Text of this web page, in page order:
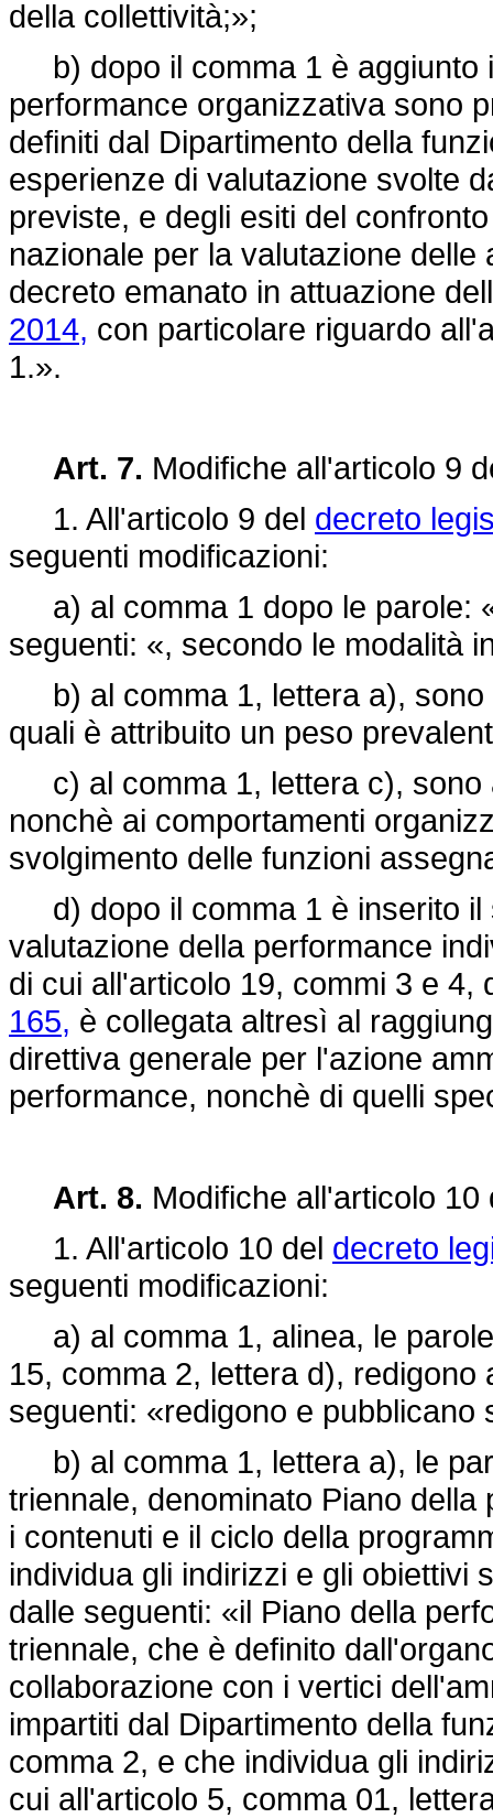
della collettività;»;
b) dopo il comma 1 è aggiunto
performance organizzativa sono
definiti dal Dipartimento della
esperienze di valutazione svolte
previste, e degli esiti del
nazionale per la valutazione
decreto emanato in attuazione
2014, con particolare riguardo
1.».
Art. 7. Modifiche all'articolo 9
1. All'articolo 9 del decreto
seguenti modificazioni:
a) al comma 1 dopo le parole:
seguenti: «, secondo le modalità
b) al comma 1, lettera a), sono
quali è attribuito un peso
c) al comma 1, lettera c), sono
nonchè ai comportamenti
svolgimento delle funzioni
d) dopo il comma 1 è inserito il
valutazione della performance
di cui all'articolo 19, commi 3 e 4,
165, è collegata altresì al
direttiva generale per l'azione
performance, nonchè di quelli
Art. 8. Modifiche all'articolo
1. All'articolo 10 del decreto
seguenti modificazioni:
a) al comma 1, alinea, le
15, comma 2, lettera d),
seguenti: «redigono e
b) al comma 1, lettera a), le
triennale, denominato Piano
i contenuti e il ciclo della
individua gli indirizzi e gli obiettivi
dalle seguenti: «il Piano della
triennale, che è definito
collaborazione con i vertici
impartiti dal Dipartimento della
comma 2, e che individua gli
cui all'articolo 5, comma 01,